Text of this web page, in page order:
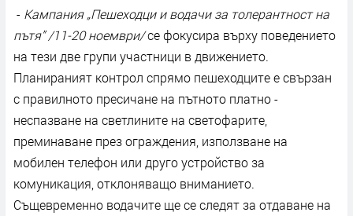
- Кампания „Пешеходци и водачи за толерантност на
пътя” /11-20 ноември/се фокусира върху поведението
на тези две групи участници в движението.
Планираният контрол спрямо пешеходците е свързан
с правилното пресичане на пътното платно -
неспазване на светлините на светофарите,
преминаване през ограждения, използване на
мобилен телефон или друго устройство за
комуникация, отклоняващо вниманието.
Същевременно водачите ще се следят за отдаване на